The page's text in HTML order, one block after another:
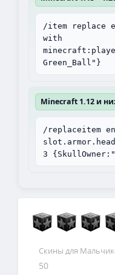
/item replace
with
Green_Ball"}
Minecraft 1.12 и
/replaceitem
3
Скины для
50